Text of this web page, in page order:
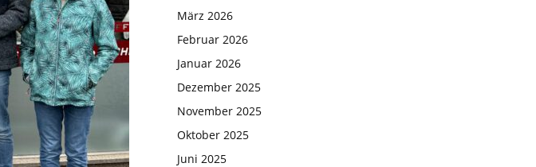
März 2026
Februar 2026
Januar 2026
Dezember 2025
November 2025
Oktober 2025
Juni 2025